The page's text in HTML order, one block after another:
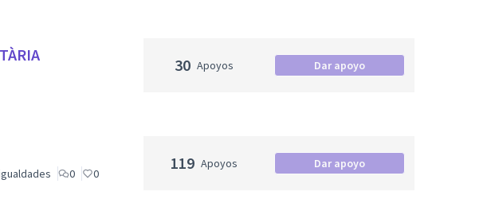
30 Apoyos Dar apoyo
0 0
119 Apoyos Dar apoyo